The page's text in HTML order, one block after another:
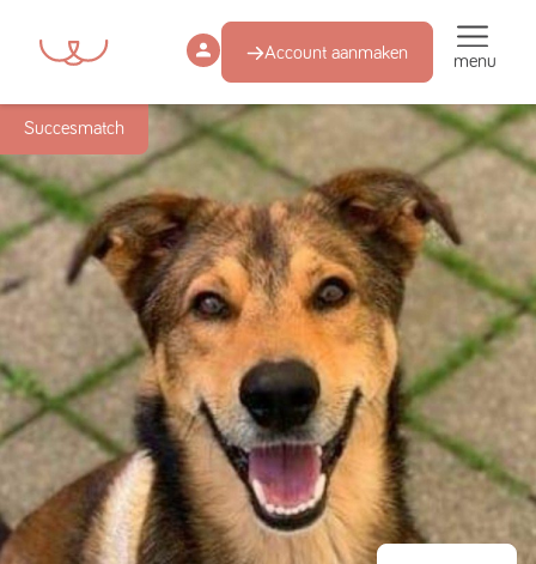
Account aanmaken menu
Succesmatch